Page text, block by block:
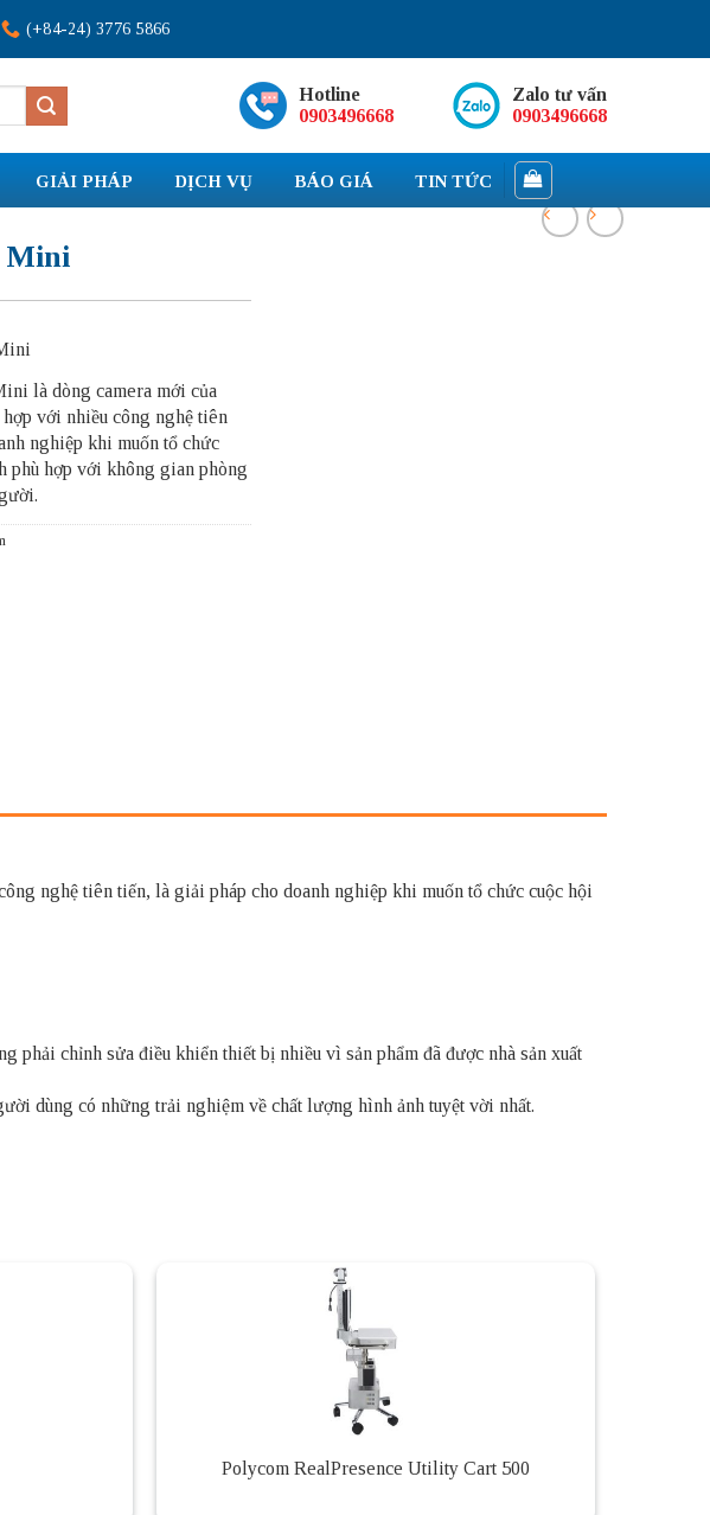
(+84-24) 3776 5866
Hotline
0903496668
Zalo tư vấn
0903496668
GIẢI PHÁP DỊCH VỤ BÁO GIÁ TIN TỨC
Mini
là dòng camera mới của
với nhiều công nghệ tiên
nghiệp khi muốn tổ chức
phù hợp với không gian phòng
nghệ tiên tiến, là giải pháp cho doanh nghiệp khi muốn tổ chức cuộc hội
phải chỉnh sửa điều khiển thiết bị nhiều vì sản phẩm đã được nhà sản xuất
dùng có những trải nghiệm về chất lượng hình ảnh tuyệt vời nhất.
Polycom RealPresence Utility Cart 500